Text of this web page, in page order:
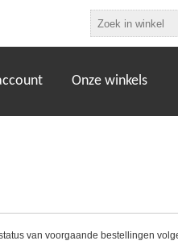
Onze winkels
van voorgaande bestellingen